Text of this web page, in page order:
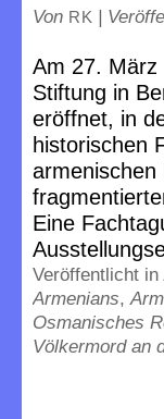
Von RK |
Am 27. März
Stiftung in
eröffnet, in
historischen
armenischen
Eine
Veröffentlicht in
Armenians,
Osmanisches
Völkermord an